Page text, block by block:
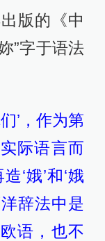
版的《中
”字于语法
’，作为第
际语言而
‘娥’和‘娥
辞法中是
语，也不